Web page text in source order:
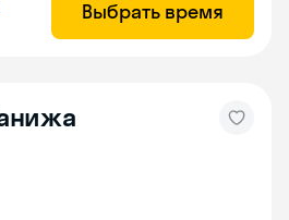
Выбрать время